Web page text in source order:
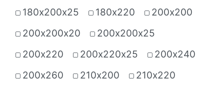
180х200х25
180х220
200х200
200х200х20
200х200х25
200х220
200х220х25
200х240
200х260
210х200
210х220